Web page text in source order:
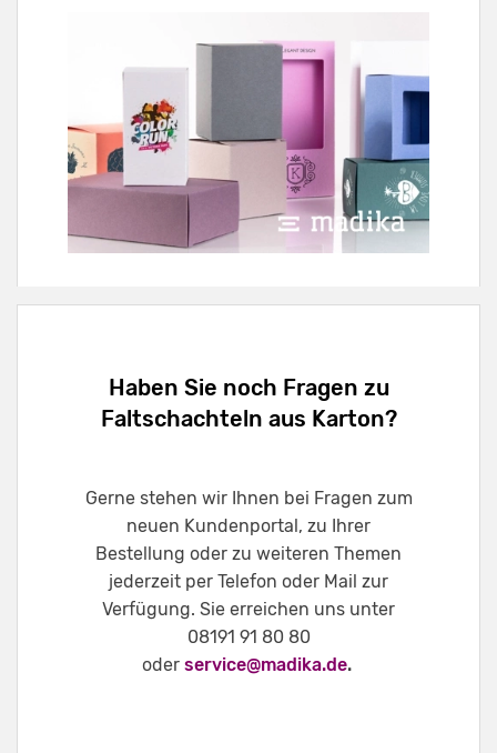
Haben Sie noch Fragen zu
Faltschachteln aus Karton?
Gerne stehen wir Ihnen bei Fragen zum
neuen Kundenportal, zu Ihrer
Bestellung oder zu weiteren Themen
jederzeit per Telefon oder Mail zur
Verfügung. Sie erreichen uns unter
08191 91 80 80
oder service@madika.de.